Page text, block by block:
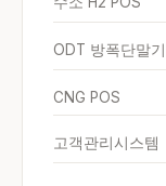
ODT 방폭단말기
CNG POS
고객관리시스템